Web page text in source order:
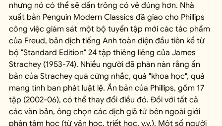
nhưng nó có thể sẽ dần trông có vẻ đúng hơn. Nhà
xuất bản Penguin Modern Classics đã giao cho Phillips
công việc giám sát một bộ tuyển tập mới các tác phẩm
của Freud, bản dịch tiếng Anh toàn diện đầu tiên kể từ
bộ "Standard Edition" 24 tập thiêng liêng của James
Strachey (1953-74). Nhiều người đã phàn nàn rằng ấn
bản của Strachey quá cứng nhắc, quá "khoa học", quá
mang tính ban phát luật lệ. Ấn bản của Phillips, gồm 17
tập (2002-06), có thể thay đổi điều đó. Đối với tất cả
các văn bản, ông chọn các dịch giả từ bên ngoài giới
phân tâm học (từ văn học, triết học, v.v.). Một số người